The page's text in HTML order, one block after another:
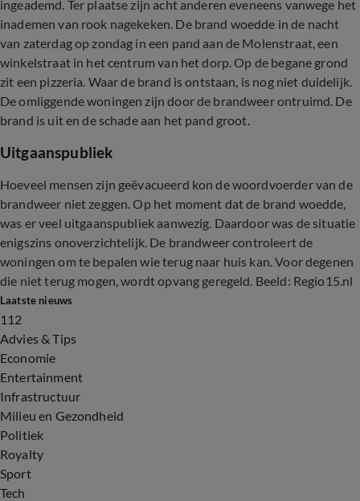
ingeademd. Ter plaatse zijn acht anderen eveneens vanwege het
inademen van rook nagekeken. De brand woedde in de nacht
van zaterdag op zondag in een pand aan de Molenstraat, een
winkelstraat in het centrum van het dorp. Op de begane grond
zit een pizzeria. Waar de brand is ontstaan, is nog niet duidelijk.
De omliggende woningen zijn door de brandweer ontruimd. De
brand is uit en de schade aan het pand groot.
Uitgaanspubliek
Hoeveel mensen zijn geëvacueerd kon de woordvoerder van de
brandweer niet zeggen. Op het moment dat de brand woedde,
was er veel uitgaanspubliek aanwezig. Daardoor was de situatie
enigszins onoverzichtelijk. De brandweer controleert de
woningen om te bepalen wie terug naar huis kan. Voor degenen
die niet terug mogen, wordt opvang geregeld. Beeld: Regio15.nl
Laatste nieuws
112
Advies & Tips
Economie
Entertainment
Infrastructuur
Milieu en Gezondheid
Politiek
Royalty
Sport
Tech